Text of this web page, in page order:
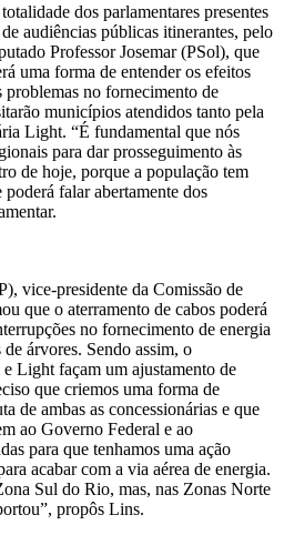
dos parlamentares presentes
audiências públicas itinerantes, pelo
Professor Josemar (PSol), que
uma forma de entender os efeitos
problemas no fornecimento de
municípios atendidos tanto pela
Light. “É fundamental que nós
para dar prosseguimento às
de hoje, porque a população tem
falar abertamente dos
vice-presidente da Comissão de
que o aterramento de cabos poderá
no fornecimento de energia
árvores. Sendo assim, o
Light façam um ajustamento de
que criemos uma forma de
de ambas as concessionárias e que
ao Governo Federal e ao
para que tenhamos uma ação
acabar com a via aérea de energia.
Sul do Rio, mas, nas Zonas Norte
propôs Lins.